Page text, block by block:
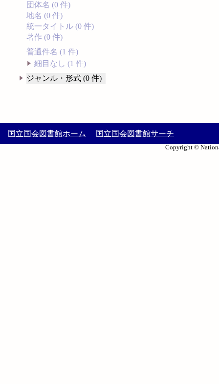
団体名 (0 件)
地名 (0 件)
統一タイトル (0 件)
著作 (0 件)
普通件名 (1 件)
細目なし (1 件)
ジャンル・形式 (0 件)
国立国会図書館ホーム 国立国会図書館サーチ
Copyright ©